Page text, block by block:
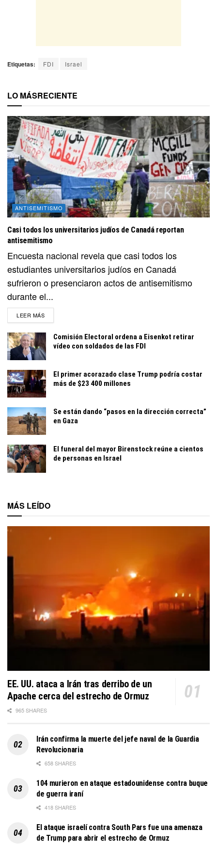
Etiquetas: FDI Israel
LO MÁSRECIENTE
ANTISEMITISMO
Casi todos los universitarios judíos de Canadá reportan
antisemitismo
Encuesta nacional revela que casi todos los
estudiantes universitarios judíos en Canadá
sufrieron o presenciaron actos de antisemitismo
durante el...
LEER MÁSDETAILS
Comisión Electoral ordena a Eisenkot retirar
vídeo con soldados de las FDI
El primer acorazado clase Trump podría costar
más de $23 400 millones
Se están dando “pasos en la dirección correcta”
en Gaza
El funeral del mayor Birenstock reúne a cientos
de personas en Israel
MÁS LEÍDO
EE. UU. ataca a Irán tras derribo de un
Apache cerca del estrecho de Ormuz
965 SHARES
Irán confirma la muerte del jefe naval de la Guardia
Revolucionaria
658 SHARES
104 murieron en ataque estadounidense contra buque
de guerra iraní
418 SHARES
El ataque israelí contra South Pars fue una amenaza
de Trump para abrir el estrecho de Ormuz